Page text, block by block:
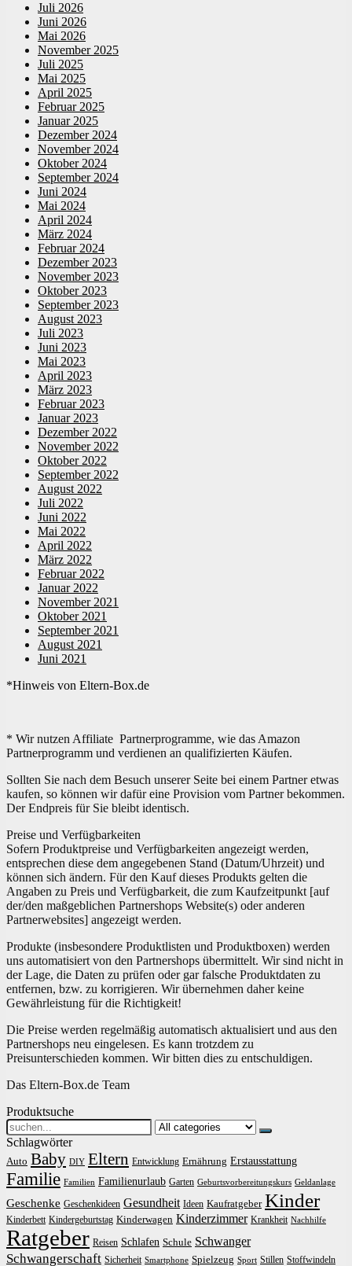
Juli 2026
Juni 2026
Mai 2026
November 2025
Juli 2025
Mai 2025
April 2025
Februar 2025
Januar 2025
Dezember 2024
November 2024
Oktober 2024
September 2024
Juni 2024
Mai 2024
April 2024
März 2024
Februar 2024
Dezember 2023
November 2023
Oktober 2023
September 2023
August 2023
Juli 2023
Juni 2023
Mai 2023
April 2023
März 2023
Februar 2023
Januar 2023
Dezember 2022
November 2022
Oktober 2022
September 2022
August 2022
Juli 2022
Juni 2022
Mai 2022
April 2022
März 2022
Februar 2022
Januar 2022
November 2021
Oktober 2021
September 2021
August 2021
Juni 2021
*Hinweis von Eltern-Box.de
* Wir nutzen Affiliate Partnerprogramme, wie das Amazon
Partnerprogramm und verdienen an qualifizierten Käufen.
Sollten Sie nach dem Besuch unserer Seite bei einem Partner etwas
kaufen, so können wir dafür eine Provision vom Partner bekommen.
Der Endpreis für Sie bleibt identisch.
Preise und Verfügbarkeiten
Sofern Produktpreise und Verfügbarkeiten angezeigt werden,
entsprechen diese dem angegebenen Stand (Datum/Uhrzeit) und
können sich ändern. Für den Kauf dieses Produkts gelten die
Angaben zu Preis und Verfügbarkeit, die zum Kaufzeitpunkt [auf
der/den maßgeblichen Partnershops Website(s) oder anderen
Partnerwebsites] angezeigt werden.
Produkte (insbesondere Produktlisten und Produktboxen) werden
uns automatisiert von den Partnershops übermittelt. Wir sind nicht in
der Lage, die Daten zu prüfen oder gar falsche Produktdaten zu
entfernen, bzw. zu korrigieren. Wir übernehmen daher keine
Gewährleistung für die Richtigkeit!
Die Preise werden regelmäßig automatisch aktualisiert und aus den
Partnershops neu eingelesen. Es kann trotzdem zu
Preisunterschieden kommen. Wir bitten dies zu entschuldigen.
Das Eltern-Box.de Team
Produktsuche
Search
for:
Schlagwörter
Auto Baby DIY Eltern Entwicklung Ernährung Erstausstattung
Familie Familien Familienurlaub Garten Geburtsvorbereitungskurs Geldanlage
Geschenke Geschenkideen Gesundheit Ideen Kaufratgeber Kinder
Kinderbett Kindergeburtstag Kinderwagen Kinderzimmer Krankheit Nachhilfe
Ratgeber Reisen Schlafen Schule Schwanger
Schwangerschaft Sicherheit Smartphone Spielzeug Sport Stillen Stoffwindeln